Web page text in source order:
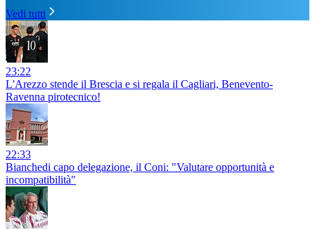
Vedi tutti
23:22
L'Arezzo stende il Brescia e si regala il Cagliari, Benevento-
Ravenna pirotecnico!
22:33
Bianchedi capo delegazione, il Coni: "Valutare opportunità e
incompatibilità"